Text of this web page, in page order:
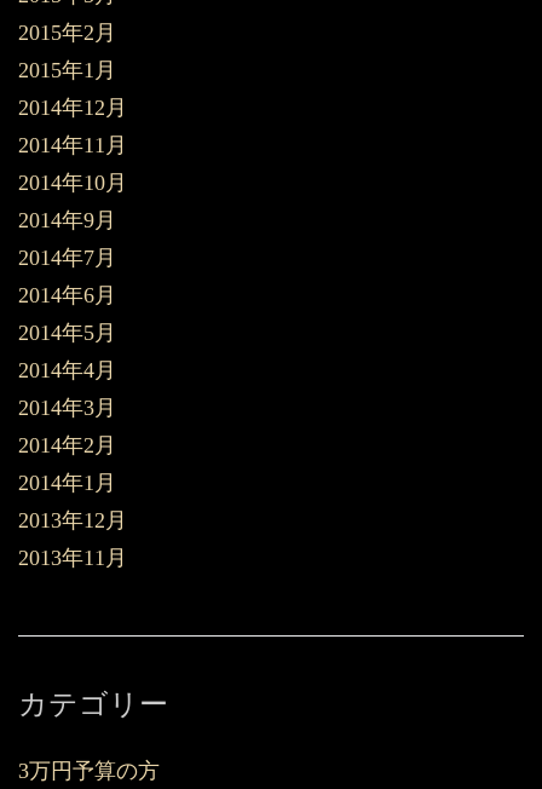
2015年2月
2015年1月
2014年12月
2014年11月
2014年10月
2014年9月
2014年7月
2014年6月
2014年5月
2014年4月
2014年3月
2014年2月
2014年1月
2013年12月
2013年11月
カテゴリー
3万円予算の方